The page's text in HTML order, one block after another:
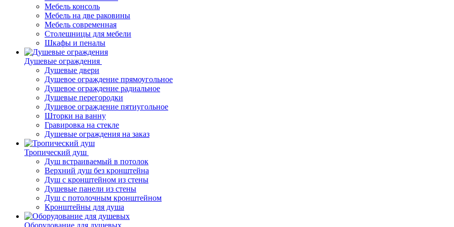
Мебель консоль
Мебель на две раковины
Мебель современная
Столешницы для мебели
Шкафы и пеналы
Душевые ограждения
Душевые двери
Душевое ограждение прямоугольное
Душевое ограждение радиальное
Душевые перегородки
Душевое ограждение пятиугольное
Шторки на ванну
Гравировка на стекле
Душевые ограждения на заказ
Тропический душ
Душ встраиваемый в потолок
Верхний душ без кронштейна
Душ с кронштейном из стены
Душевые панели из стены
Душ с потолочным кронштейном
Кронштейны для душа
Оборудование для душевых